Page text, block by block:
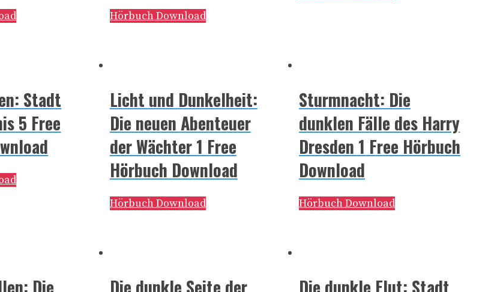
Hörbuch Download
Stadt
5 Free
Licht und Dunkelheit:
Die neuen Abenteuer
der Wächter 1 Free
Hörbuch Download
Hörbuch Download
Sturmnacht: Die
dunklen Fälle des Harry
Dresden 1 Free Hörbuch
Download
Hörbuch Download
Die Die dunkle Seite der Die dunkle Flut: Stadt